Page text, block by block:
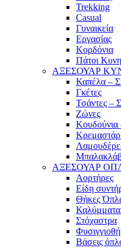
Trekking
Casual
Γυναικεία
Εργασίας
Κορδόνια
Πάτοι
ΑΞΕΣΟΥΑΡ
Καπέλα –
Γκέτες
Τσάντες –
Ζώνες
Κουδούνια
ΑΞΕΣΟΥΑΡ
Αορτήρες
Είδη
Θήκες
Στόχαστρα
Βάσεις